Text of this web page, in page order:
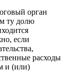
орган
ту долю
если
расходы
и (или)